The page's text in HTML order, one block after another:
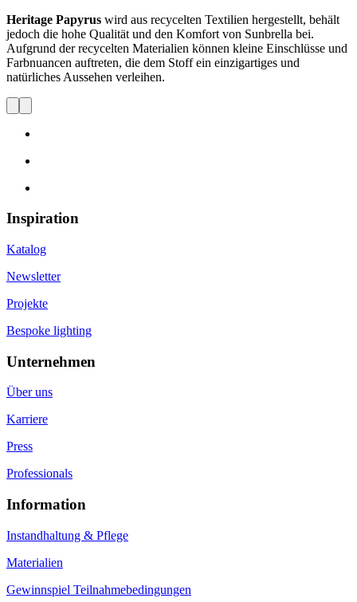
Heritage Papyrus wird aus recycelten Textilien hergestellt, behält
jedoch die hohe Qualität und den Komfort von Sunbrella bei.
Aufgrund der recycelten Materialien können kleine Einschlüsse und
Farbnuancen auftreten, die dem Stoff ein einzigartiges und
natürliches Aussehen verleihen.
Inspiration
Katalog
Newsletter
Projekte
Bespoke lighting
Unternehmen
Über uns
Karriere
Press
Professionals
Information
Instandhaltung & Pflege
Materialien
Gewinnspiel Teilnahmebedingungen